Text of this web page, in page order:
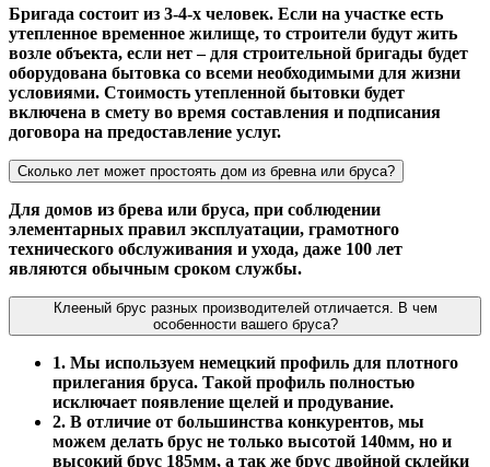
Бригада состоит из 3-4-х человек. Если на участке есть
утепленное временное жилище, то строители будут жить
возле объекта, если нет – для строительной бригады будет
оборудована бытовка со всеми необходимыми для жизни
условиями. Стоимость утепленной бытовки будет
включена в смету во время составления и подписания
договора на предоставление услуг.
Сколько лет может простоять дом из бревна или бруса?
Для домов из брева или бруса, при соблюдении
элементарных правил эксплуатации, грамотного
технического обслуживания и ухода, даже 100 лет
являются обычным сроком службы.
Клееный брус разных производителей отличается. В чем
особенности вашего бруса?
1. Мы используем немецкий профиль для плотного
прилегания бруса. Такой профиль полностью
исключает появление щелей и продувание.
2. В отличие от большинства конкурентов, мы
можем делать брус не только высотой 140мм, но и
высокий брус 185мм, а так же брус двойной склейки